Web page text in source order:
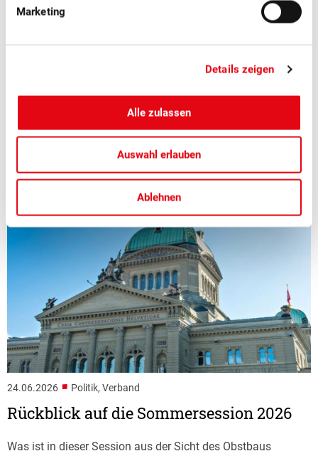
Marketing
Details zeigen
Alle zulassen
Auswahl erlauben
Ablehnen
In der aktuellen Ausgabe des Schweizer Obst beschäftigen
24.06.2026 ■ Politik, Verband
Rückblick auf die Sommersession 2026
Was ist in dieser Session aus der Sicht des Obstbaus